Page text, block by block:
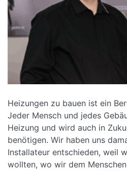
Heizungen zu bauen ist ein
Jeder Mensch und jedes
Heizung und wird auch in
benötigen. Wir haben uns
Installateur entschieden, weil
wollten, wo wir dem